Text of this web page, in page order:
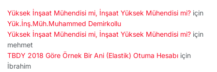
Yüksek İnşaat Mühendisi mi, İnşaat Yüksek Mühendisi mi? için
Yük.İnş.Müh.Muhammed Demirkollu
Yüksek İnşaat Mühendisi mi, İnşaat Yüksek Mühendisi mi? için
mehmet
TBDY 2018 Göre Örnek Bir Ani (Elastik) Otuma Hesabı için
İbrahim